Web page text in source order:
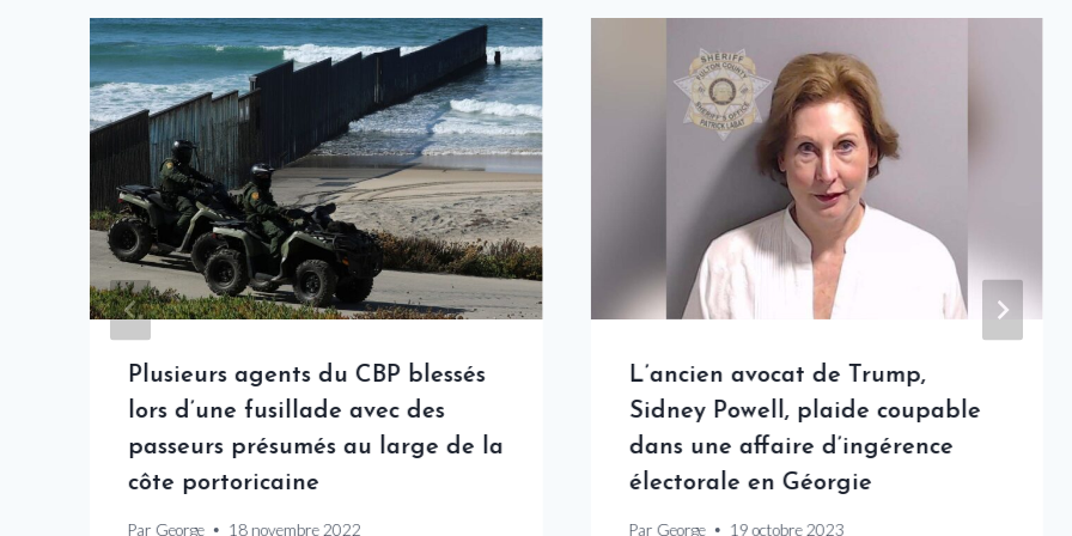
Plusieurs agents du CBP blessés
lors d’une fusillade avec des
passeurs présumés au large de la
côte portoricaine
Par George 18 novembre 2022
L’ancien avocat de Trump,
Sidney Powell, plaide coupable
dans une affaire d’ingérence
électorale en Géorgie
Par George 19 octobre 2023